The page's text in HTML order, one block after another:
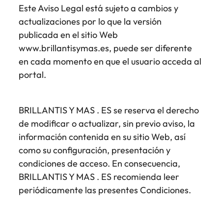
Este Aviso Legal está sujeto a cambios y
actualizaciones por lo que la versión
publicada en el sitio Web
www.brillantisymas.es, puede ser diferente
en cada momento en que el usuario acceda al
portal.
BRILLANTIS Y MAS . ES se reserva el derecho
de modificar o actualizar, sin previo aviso, la
información contenida en su sitio Web, así
como su configuración, presentación y
condiciones de acceso. En consecuencia,
BRILLANTIS Y MAS . ES recomienda leer
periódicamente las presentes Condiciones.